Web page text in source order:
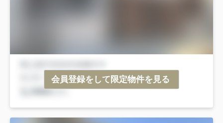
会員登録をして限定物件を見る